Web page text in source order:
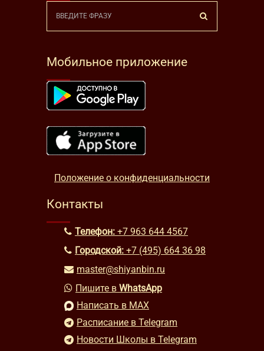
Мобильное приложение
Положение о конфиденциальности
Контакты
Телефон: +7 963 644 4567
Городской: +7 (495) 664 36 98
master@shiyanbin.ru
Пишите в WhatsApp
Написать в MAX
Расписание в Telegram
Новости Школы в Telegram